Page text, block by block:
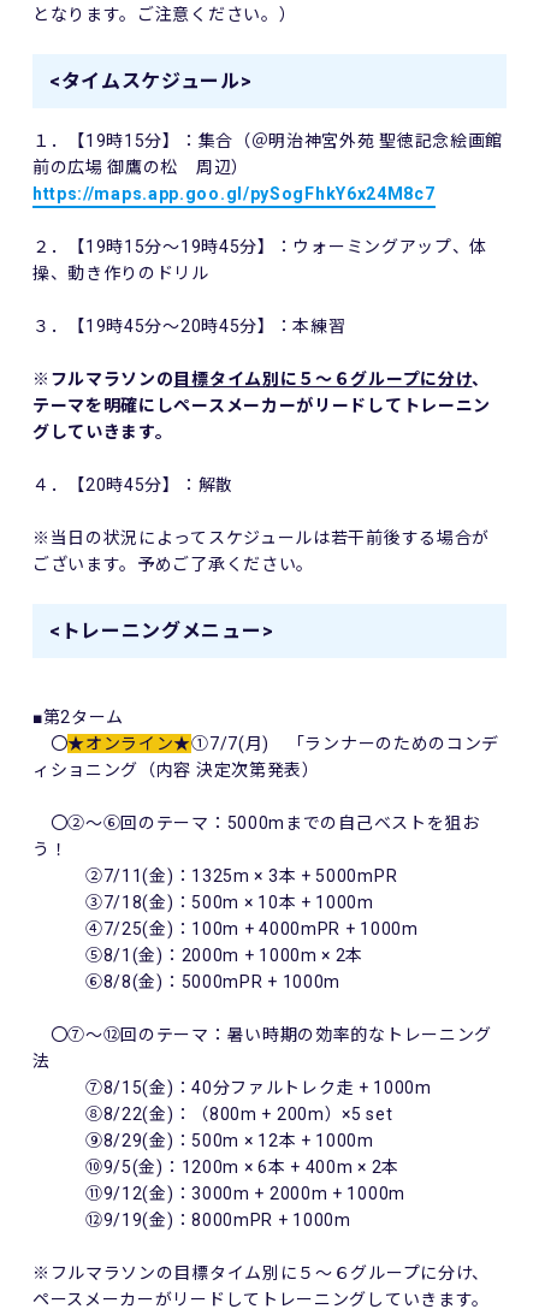
となります。ご注意ください。）
<タイムスケジュール>
１．【19時15分】：集合（＠明治神宮外苑 聖徳記念絵画館
前の広場 御鷹の松 周辺）
https://maps.app.goo.gl/pySogFhkY6x24M8c7
２．【19時15分～19時45分】：ウォーミングアップ、体
操、動き作りのドリル
３．【19時45分～20時45分】：本練習
※フルマラソンの 目標タイム別に５～６グループに分け、
テーマを明確にしペースメーカーがリードしてトレーニン
グしていきます。
４．【20時45分】：解散
※当日の状況によってスケジュールは若干前後する場合が
ございます。予めご了承ください。
<トレーニングメニュー>
■第2ターム
〇★オンライン★①7/7(月) 「ランナーのためのコンデ
ィショニング（内容 決定次第発表）
〇②～⑥回のテーマ：5000mまでの自己ベストを狙お
う！
②7/11(金)：1325m × 3本 + 5000mPR
③7/18(金)：500m × 10本 + 1000m
④7/25(金)：100m + 4000mPR + 1000m
⑤8/1(金)：2000m + 1000m × 2本
⑥8/8(金)：5000mPR + 1000m
〇⑦～⑫回のテーマ：暑い時期の効率的なトレーニング
法
⑦8/15(金)：40分ファルトレク走 + 1000m
⑧8/22(金)：（800m + 200m）×5 set
⑨8/29(金)：500m × 12本 + 1000m
⑩9/5(金)：1200m × 6本 + 400m × 2本
⑪9/12(金)：3000m + 2000m + 1000m
⑫9/19(金)：8000mPR + 1000m
※フルマラソンの目標タイム別に５～６グループに分け、
ペースメーカーがリードしてトレーニングしていきます。